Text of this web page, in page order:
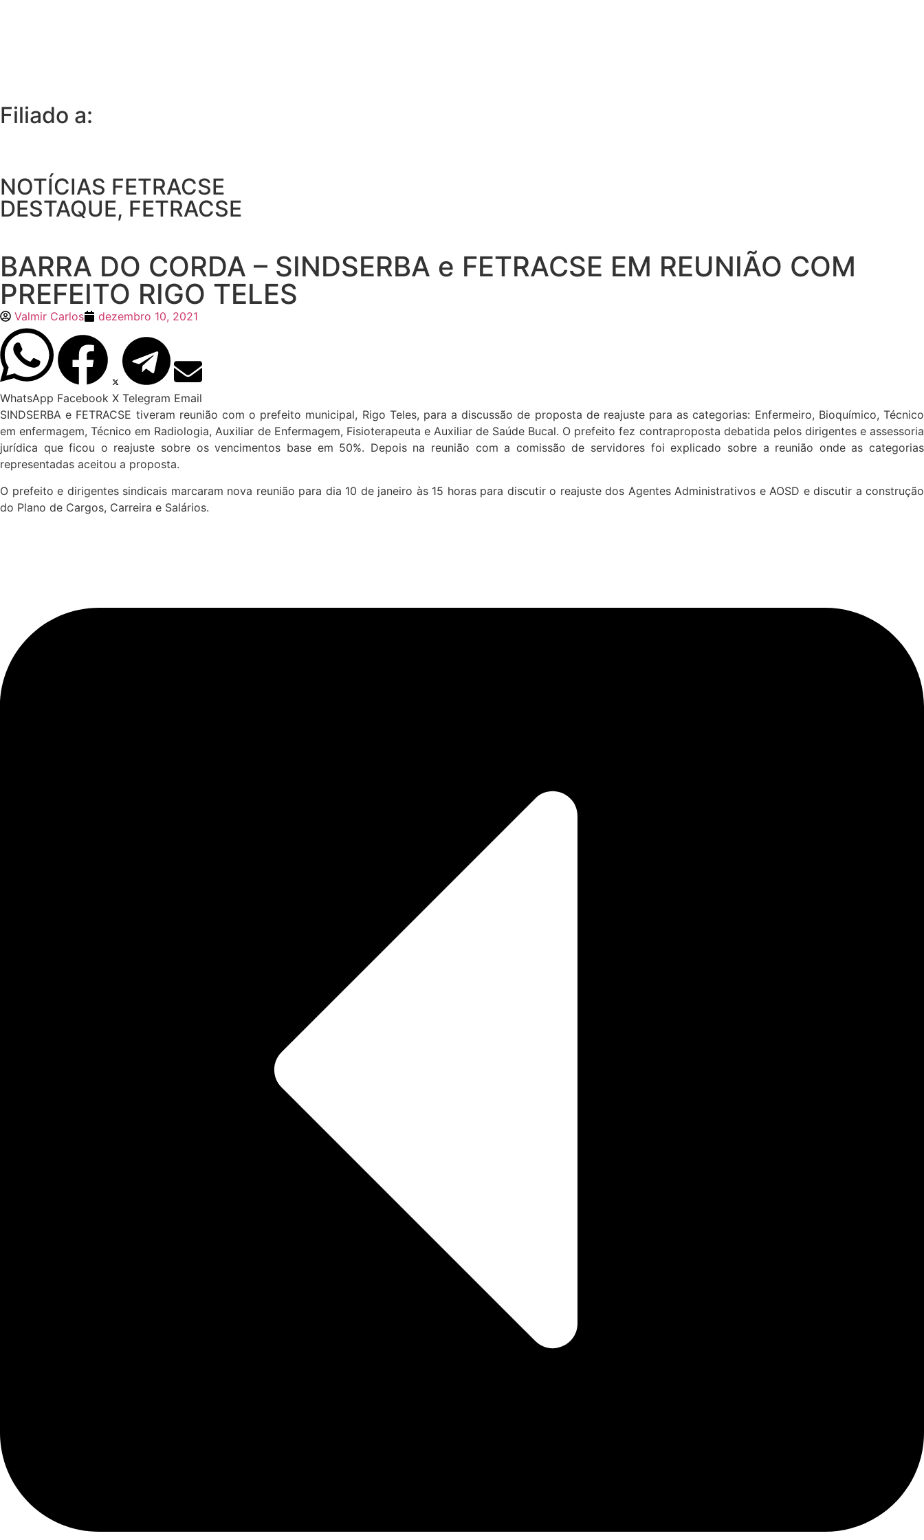
Filiado a:
NOTÍCIAS FETRACSE
DESTAQUE, FETRACSE
BARRA DO CORDA – SINDSERBA e FETRACSE EM REUNIÃO COM
PREFEITO RIGO TELES
Valmir Carlos dezembro 10, 2021
WhatsApp Facebook X Telegram Email
SINDSERBA e FETRACSE tiveram reunião com o prefeito municipal, Rigo Teles, para a discussão de proposta de reajuste para as categorias: Enfermeiro, Bioquímico, Técnico
em enfermagem, Técnico em Radiologia, Auxiliar de Enfermagem, Fisioterapeuta e Auxiliar de Saúde Bucal. O prefeito fez contraproposta debatida pelos dirigentes e assessoria
jurídica que ficou o reajuste sobre os vencimentos base em 50%. Depois na reunião com a comissão de servidores foi explicado sobre a reunião onde as categorias
representadas aceitou a proposta.
O prefeito e dirigentes sindicais marcaram nova reunião para dia 10 de janeiro às 15 horas para discutir o reajuste dos Agentes Administrativos e AOSD e discutir a construção
do Plano de Cargos, Carreira e Salários.